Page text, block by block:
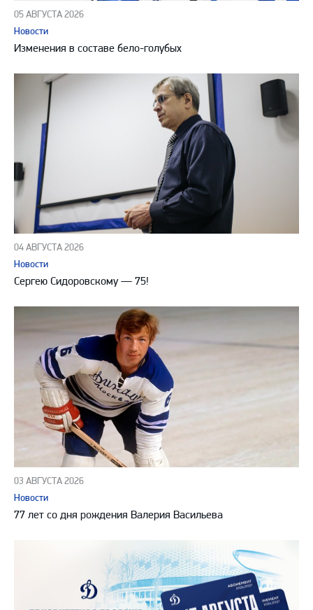
05 АВГУСТА 2026
Новости
Изменения в составе бело-голубых
04 АВГУСТА 2026
Новости
Сергею Сидоровскому — 75!
03 АВГУСТА 2026
Новости
77 лет со дня рождения Валерия Васильева